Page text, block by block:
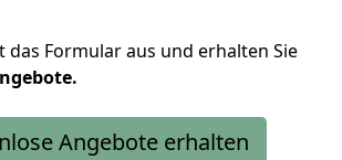
das Formular aus und erhalten Sie
Angebote erhalten